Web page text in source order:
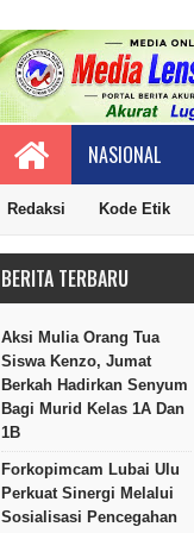
NASIONAL
Redaksi Kode Etik
BERITA TERBARU
Aksi Mulia Orang Tua
Siswa Kenzo, Jumat
Berkah Hadirkan Senyum
Bagi Murid Kelas 1A Dan
1B
Forkopimcam Lubai Ulu
Perkuat Sinergi Melalui
Sosialisasi Pencegahan